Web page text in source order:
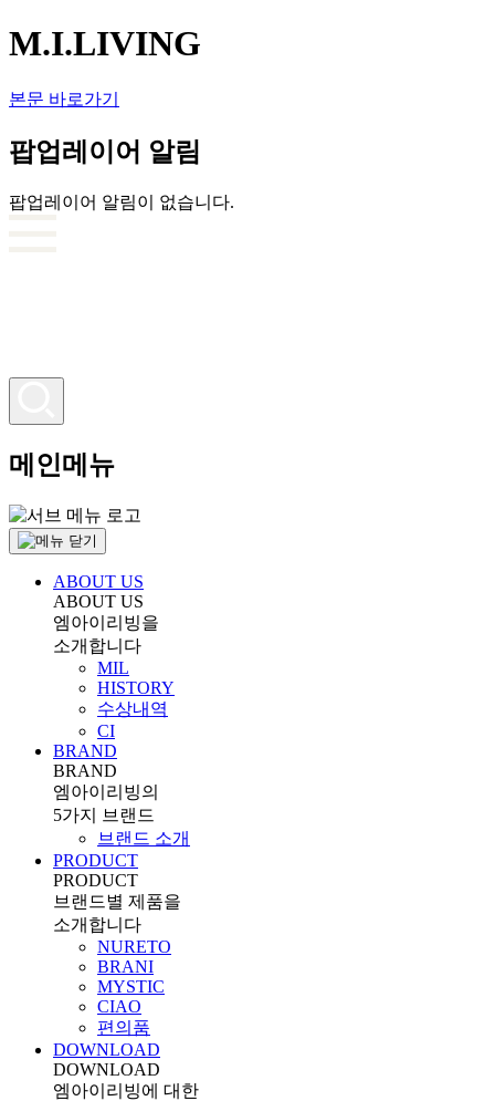
M.I.LIVING
본문 바로가기
팝업레이어 알림
팝업레이어 알림이 없습니다.
메인메뉴
ABOUT US
ABOUT US
엠아이리빙을
소개합니다
MIL
HISTORY
수상내역
CI
BRAND
BRAND
엠아이리빙의
5가지 브랜드
브랜드 소개
PRODUCT
PRODUCT
브랜드별 제품을
소개합니다
NURETO
BRANI
MYSTIC
CIAO
편의품
DOWNLOAD
DOWNLOAD
엠아이리빙에 대한